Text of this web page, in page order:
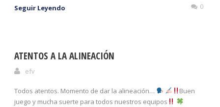
Seguir Leyendo 0
ATENTOS A LA ALINEACIÓN
efv
Todos atentos. Momento de dar la alineación…
Buen
juego y mucha suerte para todos nuestros equipos